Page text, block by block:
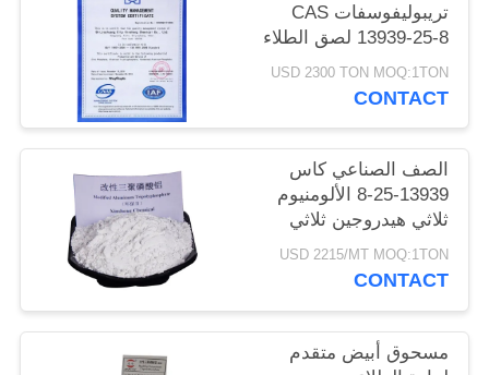
تريبوليفوسفات CAS
13939-25-8 لصق الطلاء
USD 2300 TON MOQ:1TON
CONTACT
الصف الصناعي كاس
13939-25-8 الألومنيوم
ثلاثي هيدروجين ثلاثي
الفوسفات
USD 2215/MT MOQ:1TON
CONTACT
مسحوق أبيض متقدم